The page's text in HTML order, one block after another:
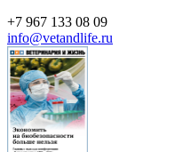
+7 967 133 08 09
info@vetandlife.ru